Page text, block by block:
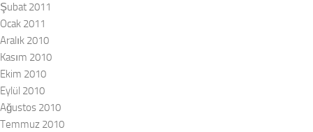
Şubat 2011
Ocak 2011
Aralık 2010
Kasım 2010
Ekim 2010
Eylül 2010
Ağustos 2010
Temmuz 2010